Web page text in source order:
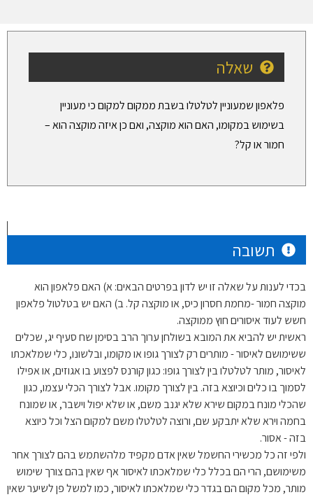
שאלה
פלאפון שמעוניין לטלטלו בשבת ממקום למקום כי מעוניין
בשימוש במקומו, האם הוא מוקצה, ואם כן איזה מוקצה הוא –
חמור או קל?
תשובה
בכדי לענות על שאלה זו יש לדון בפרטים הבאים: א) האם פלאפון הוא
מוקצה חמור -מחמת חסרון כיס, או מוקצה קל. ב) האם יש בטלטול פלאפון
חשש לעוד איסורים חוץ ממוקצה.
ראשית יש להביא את המובא בשולחן ערוך הרב בסימן שח סעיף יג, שכלים
ששימושם לאיסור - מותרים רק לצורך גופו או מקומו, ובלשונו, כלי שמלאכתו
לאיסור, מותר לטלטלו בין לצורך גופו: כגון קורנס לפצוע בו אגוזים, או אפילו
לסמוך בו כלים וכיוצא בזה. בין לצורך מקומו. אבל לצורך הכלי עצמו, כגון
שהכלי מונח במקום שירא שלא יגנב משם, או שלא יפול וישבר, או שמונח
בחמה וירא שלא יתבקע שם, ורוצה לטלטלו משם למקום הצל וכל כיוצא
בזה - אסור.
ולפי זה כל מכשירי החשמל שאין אדם מקפיד מלהשתמש בהם לצורך אחר
משימושם, הרי הם בכלל כלי שמלאכתו לאיסור אף שאין בהם צורך שימוש
מותר, מכל מקום הם בגדר כלי שמלאכתו לאיסור, כמו למשל פן לשיער שאין